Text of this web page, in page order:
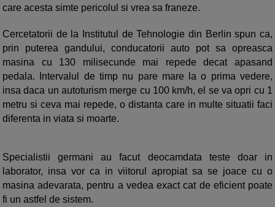
care acesta simte pericolul si vrea sa franeze.
Cercetatorii de la Institutul de Tehnologie din Berlin spun ca,
prin puterea gandului, conducatorii auto pot sa opreasca
masina cu 130 milisecunde mai repede decat apasand
pedala. Intervalul de timp nu pare mare la o prima vedere,
insa daca un autoturism merge cu 100 km/h, el se va opri cu 1
metru si ceva mai repede, o distanta care in multe situatii faci
diferenta in viata si moarte.
Specialistii germani au facut deocamdata teste doar in
laborator, insa vor ca in viitorul apropiat sa se joace cu o
masina adevarata, pentru a vedea exact cat de eficient poate
fi un astfel de sistem.